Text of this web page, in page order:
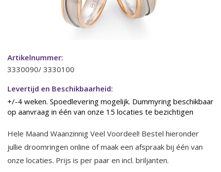
Artikelnummer:
3330090/ 3330100
Levertijd en Beschikbaarheid:
+/-4 weken. Spoedlevering mogelijk. Dummyring beschikbaar
op aanvraag in één van onze 15 locaties te bezichtigen
Hele Maand Waanzinnig Veel Voordeel! Bestel hieronder
jullie droomringen online of maak een afspraak bij één van
onze locaties. Prijs is per paar en incl. briljanten.